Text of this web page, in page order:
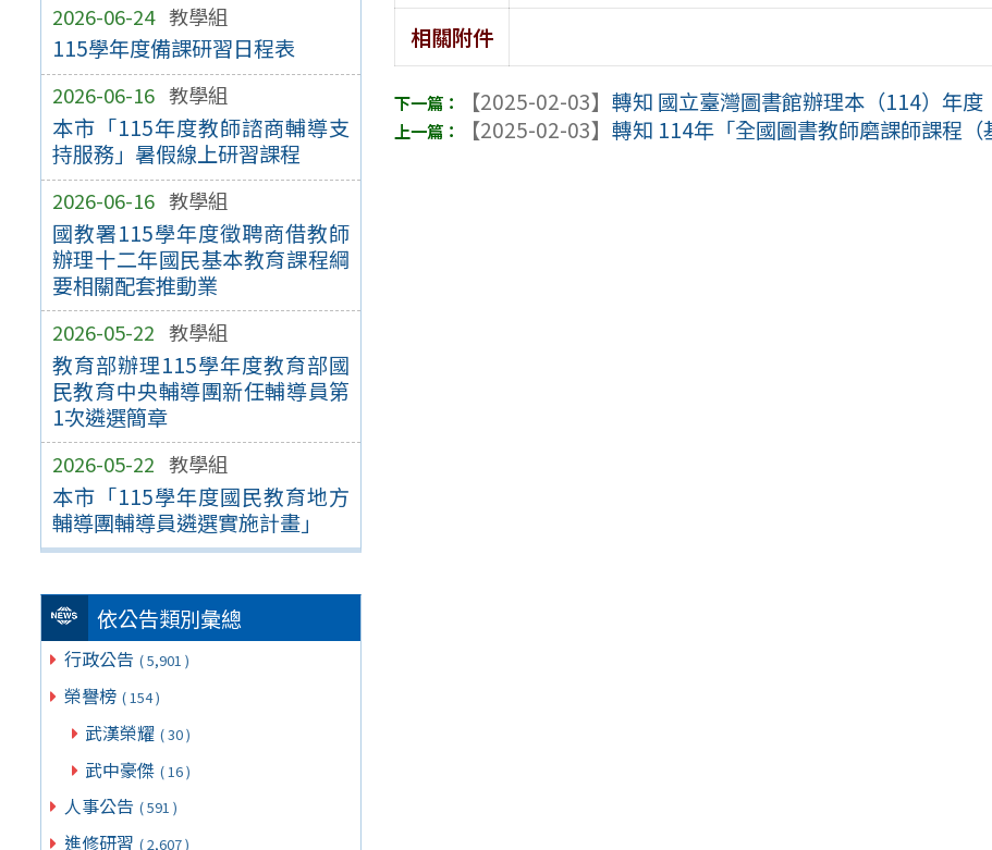
2026-06-24 教學組
115學年度備課研習日程表
2026-06-16 教學組
本市「115年度教師諮商輔導支
持服務」暑假線上研習課程
2026-06-16 教學組
國教署115學年度徵聘商借教師
辦理十二年國民基本教育課程綱
要相關配套推動業
2026-05-22 教學組
教育部辦理115學年度教育部國
民教育中央輔導團新任輔導員第
1次遴選簡章
2026-05-22 教學組
本市「115學年度國民教育地方
輔導團輔導員遴選實施計畫」
依公告類別彙總
行政公告 ( 5,901 )
榮譽榜 ( 154 )
武漢榮耀 ( 30 )
武中豪傑 ( 16 )
人事公告 ( 591 )
進修研習 ( 2,607 )
相關附件
【2025-02-03】轉知 國立臺灣圖書館辦理本（114）年
【2025-02-03】轉知 114年「全國圖書教師磨課師課程